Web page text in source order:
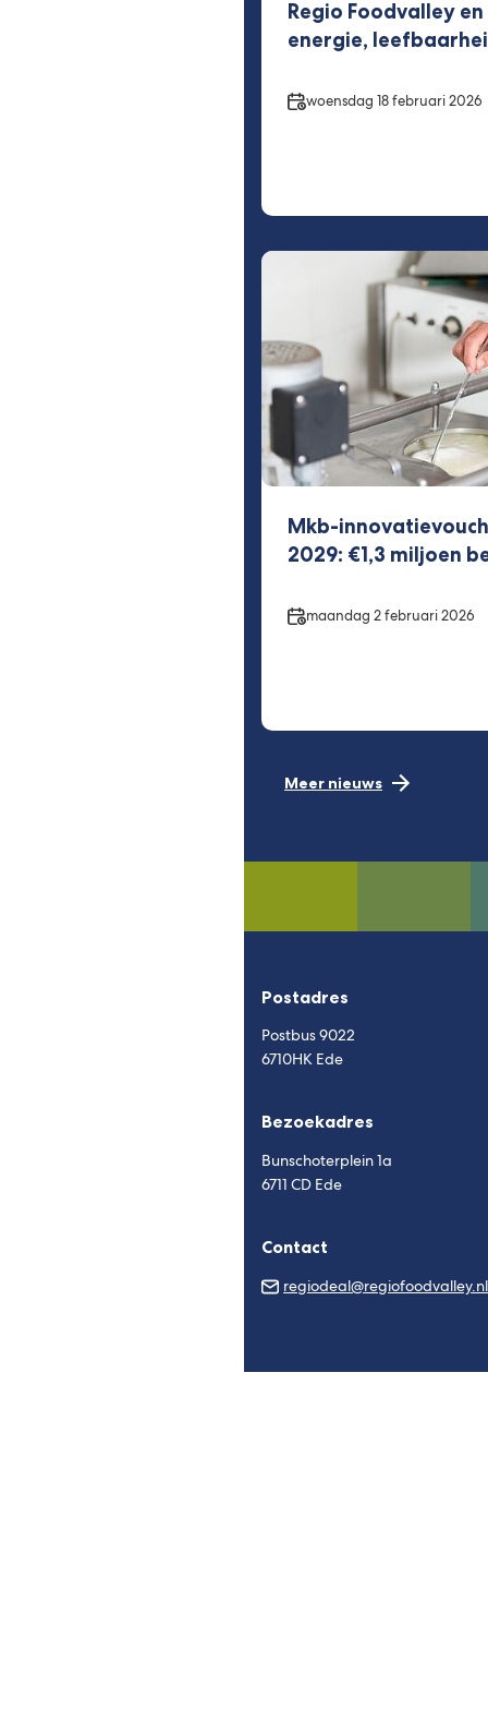
Regio Foodvalley
energie,
Datum
woensdag 18 februari 2026
Mkb-
2029: €1,3 miljoen
Datum
maandag 2 februari 2026
Meer nieuws
Postadres
Postbus 9022
6710HK Ede
Bezoekadres
Bunschoterplein 1a
6711 CD Ede
Contact
regiodeal@regiofoodvalley.nl